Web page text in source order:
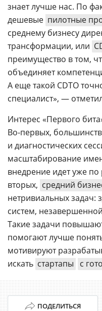
знает лучше нас. По
дешевые пилотные
среднему бизнесу
трансформации, или
преимущество в том,
объединяет
А еще такой CDTO
специалист», —
Интерес «Первого
Во-первых,
и диагностических
масштабирование
внедрение идет уже
вторых, средний
нетривиальных задач:
систем, незавершенной
Такие задачи
помогают лучше
мотивируют
искать стартапы с
ПОДЕЛИТЬСЯ